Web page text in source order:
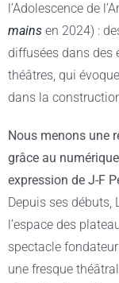
l’Adolescence de
mains en 2024) :
diffusées dans des
théâtres, qui
dans la
Nous menons une
grâce au
expression de J-F
Depuis ses débuts,
l’espace des
spectacle
une fresque